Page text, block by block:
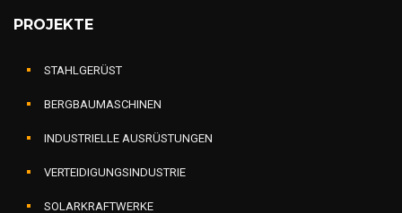
PROJEKTE
STAHLGERÜST
BERGBAUMASCHINEN
INDUSTRIELLE AUSRÜSTUNGEN
VERTEIDIGUNGSINDUSTRIE
SOLARKRAFTWERKE